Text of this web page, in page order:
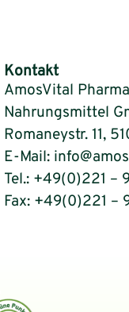
Kontakt
AmosVital
Nahrungsmittel
Romaneystr. 11,
E-Mail:
Tel.: +49(0)221 –
Fax: +49(0)221 –